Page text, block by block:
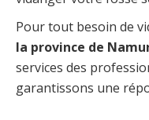
Pour tout besoin de
la province de
services des
garantissons une